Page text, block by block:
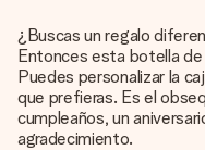
¿Buscas un regalo
Entonces esta botella
Puedes personalizar la
que prefieras. Es el
cumpleaños, un
agradecimiento.